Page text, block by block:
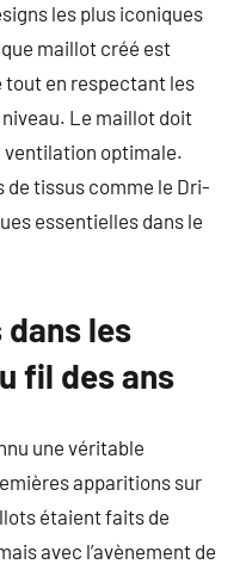
les plus iconiques
maillot créé est
tout en respectant les
Le maillot doit
ventilation optimale.
de tissus comme le Dri-
essentielles dans le
les
fil des ans
une véritable
apparitions sur
étaient faits de
avec l’avènement de